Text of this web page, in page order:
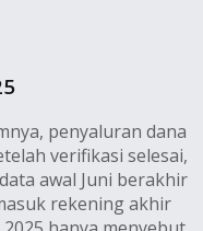
penyaluran dana
verifikasi selesai,
awal Juni berakhir
rekening akhir